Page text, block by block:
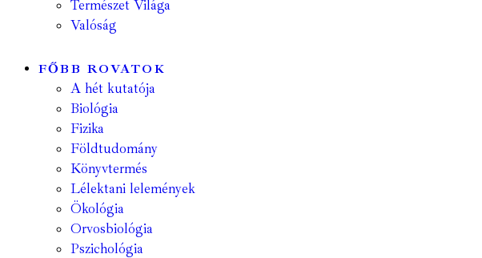
Természet Világa
Valóság
FŐBB ROVATOK
A hét kutatója
Biológia
Fizika
Földtudomány
Könyvtermés
Lélektani lelemények
Ökológia
Orvosbiológia
Pszichológia